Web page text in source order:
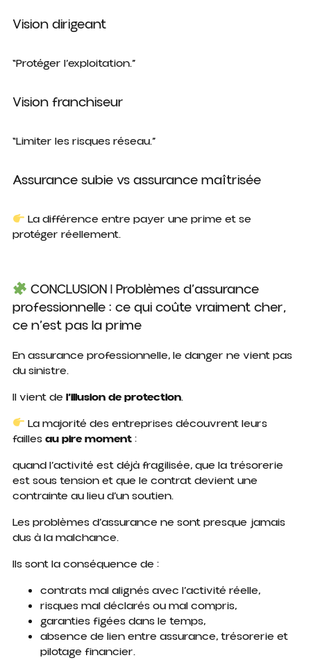
Vision dirigeant
“Protéger l’exploitation.”
Vision franchiseur
“Limiter les risques réseau.”
Assurance subie vs assurance maîtrisée
La différence entrepayer une prime etse
protéger réellement.
CONCLUSION | Problèmes d’assurance
professionnelle : ce qui coûte vraiment cher,
ce n’est pas la prime
En assurance professionnelle, le danger ne vient pas
du sinistre.
Il vient de l’illusion de protection.
La majorité des entreprises découvrent leurs
faillesau pire moment:
quand l’activité est déjà fragilisée, que la trésorerie
est sous tension et que le contrat devient une
contrainte au lieu d’un soutien.
Les problèmes d’assurance ne sont presque jamais
dus à la malchance.
Ils sont la conséquence de :
contrats mal alignés avec l’activité réelle,
risques mal déclarés ou mal compris,
garanties figées dans le temps,
absence de lien entre assurance, trésorerie et
pilotage financier.